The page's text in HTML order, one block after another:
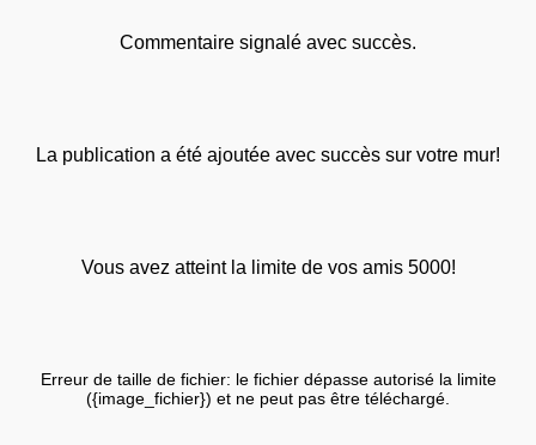
Commentaire signalé avec succès.
La publication a été ajoutée avec succès sur votre mur!
Vous avez atteint la limite de vos amis 5000!
Erreur de taille de fichier: le fichier dépasse autorisé la limite
({image_fichier}) et ne peut pas être téléchargé.